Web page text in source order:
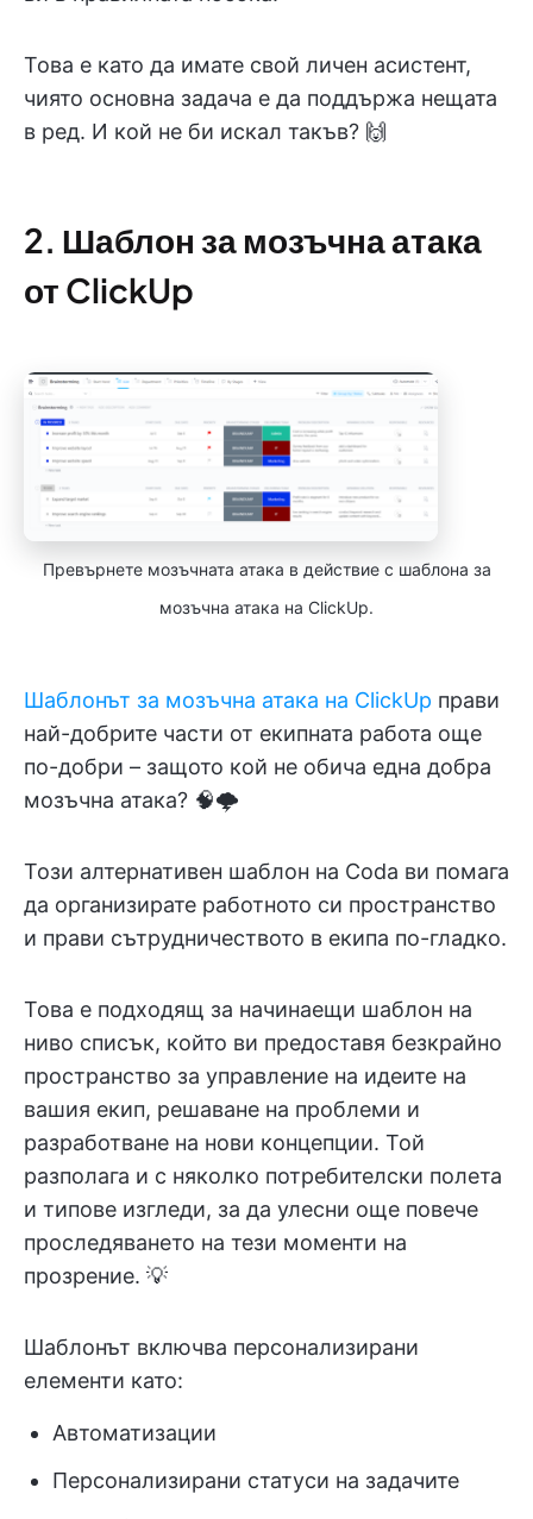
Това е като да имате свой личен асистент,
чиято основна задача е да поддържа нещата
в ред. И кой не би искал такъв? 🙌
2. Шаблон за мозъчна атака
от ClickUp
Превърнете мозъчната атака в действие с шаблона за
мозъчна атака на ClickUp.
Шаблонът за мозъчна атака на ClickUp прави
най-добрите части от екипната работа още
по-добри – защото кой не обича една добра
мозъчна атака? 🧠🌩️
Този алтернативен шаблон на Coda ви помага
да организирате работното си пространство
и прави сътрудничеството в екипа по-гладко.
Това е подходящ за начинаещи шаблон на
ниво списък, който ви предоставя безкрайно
пространство за управление на идеите на
вашия екип, решаване на проблеми и
разработване на нови концепции. Той
разполага и с няколко потребителски полета
и типове изгледи, за да улесни още повече
проследяването на тези моменти на
прозрение. 💡
Шаблонът включва персонализирани
елементи като:
Автоматизации
Персонализирани статуси на задачите